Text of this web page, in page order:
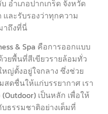
อำเภอปากเกร็ด จังหวัด
ละรับรองว่าทุกความ
าถึงที่นี่
& Spa คือการออกแบบ
ยพื้นที่สีเขียวรายล้อมทั่ว
ญ่ตั้งอยู่ใจกลาง ซึ่งช่วย
ดชื่นให้แก่บรรยากาศ เรา
เป็นหลัก เพื่อให้
ธรรมชาติอย่างเต็มที่